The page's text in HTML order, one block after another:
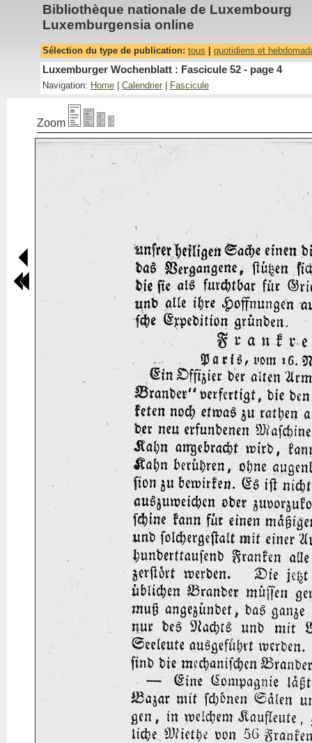
Bibliothèque nationale de Luxembourg
Luxemburgensia online
Sélection du type de publication: tous quotidiens et
Luxemburger Wochenblatt : Fascicule 52 - page 4
Navigation: Home Calendrier Fascicule
Zoom